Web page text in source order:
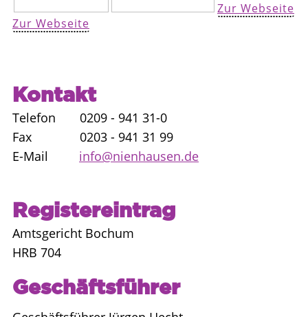
Zur Webseite
Zur Webseite
Kontakt
Telefon 0209 - 941 31-0
Fax 0203 - 941 31 99
E-Mail info@nienhausen.de
Registereintrag
Amtsgericht Bochum
HRB 704
Geschäftsführer